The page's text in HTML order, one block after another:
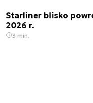
Starliner blisko
2026 r.
3 min.